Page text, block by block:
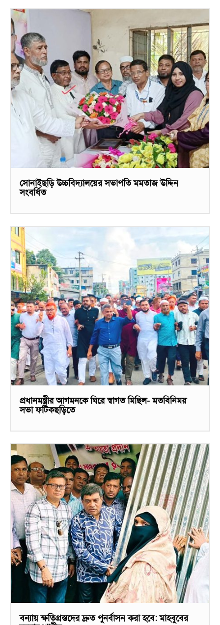
সোনাইছড়ি উচ্চবিদ্যালয়ের সভাপতি মমতাজ উদ্দিন
সংবর্ধিত
প্রধানমন্ত্রীর আগমনকে ঘিরে স্বাগত মিছিল- মতবিনিময়
সভা ফটিকছড়িতে
বন্যায় ক্ষতিগ্রস্তদের দ্রুত পুনর্বাসন করা হবে: মাহবুবের